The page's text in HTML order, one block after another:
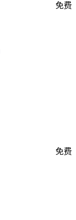
免费
免费